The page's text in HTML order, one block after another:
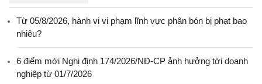
Từ 05/8/2026, hành vi vi phạm lĩnh vực phân bón bị phạt bao
nhiêu?
6 điểm mới Nghị định 174/2026/NĐ-CP ảnh hưởng tới doanh
nghiệp từ 01/7/2026